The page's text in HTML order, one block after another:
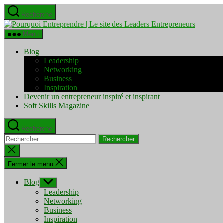
Aller
au
contenu
Recherche
Pourquoi
Menu
Blog
Leadership
Networking
Business
Inspiration
Devenir un entrepreneur inspiré et inspirant
Soft Skills Magazine
Recherche
Rechercher :
Fermer
la
recherche
Fermer le menu
Blog Afficher
le
sous-
menu
Leadership
Networking
Business
Inspiration